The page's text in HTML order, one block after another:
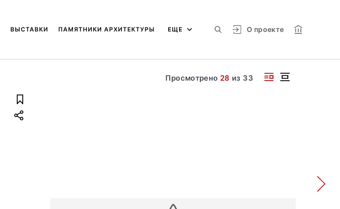
О проекте
ВЫСТАВКИ ПАМЯТНИКИ АРХИТЕКТУРЫ ЕЩЕ
Просмотрено 28 из 33